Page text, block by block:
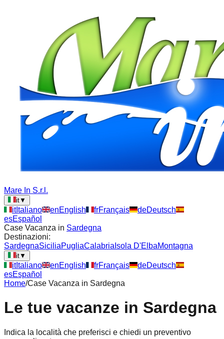
Mare In S.r.l.
it▼
itItaliano enEnglish frFrançais deDeutsch
esEspañol
Case Vacanza in Sardegna
Destinazioni:
SardegnaSiciliaPugliaCalabria Isola D'ElbaMontagna
it▼
itItaliano enEnglish frFrançais deDeutsch
esEspañol
Home/Case Vacanza in Sardegna
Le tue vacanze in Sardegna
Indica la località che preferisci e chiedi un preventivo